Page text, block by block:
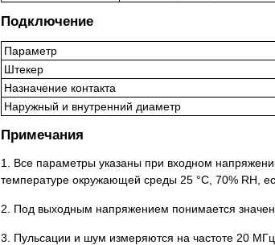
Подключение
Параметр
Штекер
Назначение контакта
Наружный и внутренний диаметр
Примечания
1. Все параметры указаны при входном
температуре окружающей среды 25 °C, 70% RH,
2. Под выходным напряжением понимается
3. Пульсации и шум измеряются на частоте 20